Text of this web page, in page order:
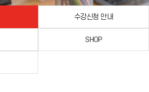
수강신청 안내
SHOP